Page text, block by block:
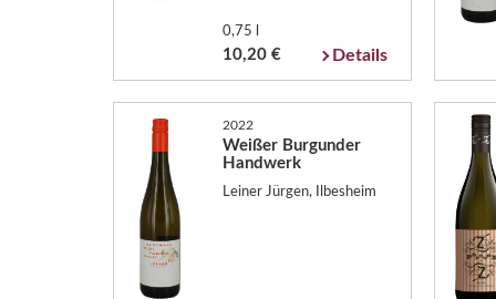
0,75 l
10,20 € Details
2022
Weißer Burgunder
Handwerk
Leiner Jürgen, Ilbesheim